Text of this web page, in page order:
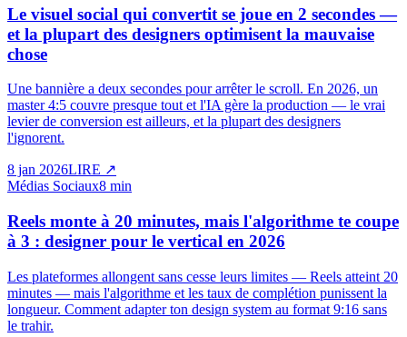
Le visuel social qui convertit se joue en 2 secondes —
et la plupart des designers optimisent la mauvaise
chose
Une bannière a deux secondes pour arrêter le scroll. En 2026, un
master 4:5 couvre presque tout et l'IA gère la production — le vrai
levier de conversion est ailleurs, et la plupart des designers
l'ignorent.
8 jan 2026LIRE ↗
Médias Sociaux8 min
Reels monte à 20 minutes, mais l'algorithme te coupe
à 3 : designer pour le vertical en 2026
Les plateformes allongent sans cesse leurs limites — Reels atteint 20
minutes — mais l'algorithme et les taux de complétion punissent la
longueur. Comment adapter ton design system au format 9:16 sans
le trahir.